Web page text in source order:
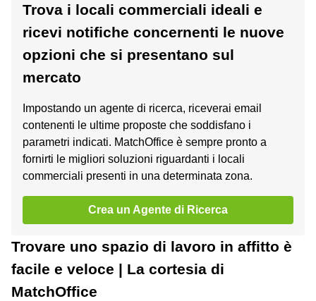
Trova i locali commerciali ideali e
ricevi notifiche concernenti le nuove
opzioni che si presentano sul
mercato
Impostando un agente di ricerca, riceverai email
contenenti le ultime proposte che soddisfano i
parametri indicati. MatchOffice è sempre pronto a
fornirti le migliori soluzioni riguardanti i locali
commerciali presenti in una determinata zona.
Crea un Agente di Ricerca
Trovare uno spazio di lavoro in affitto è
facile e veloce | La cortesia di
MatchOffice